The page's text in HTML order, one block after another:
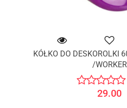
KÓŁKO DO DESKOROLKI
/WORKER
29.00